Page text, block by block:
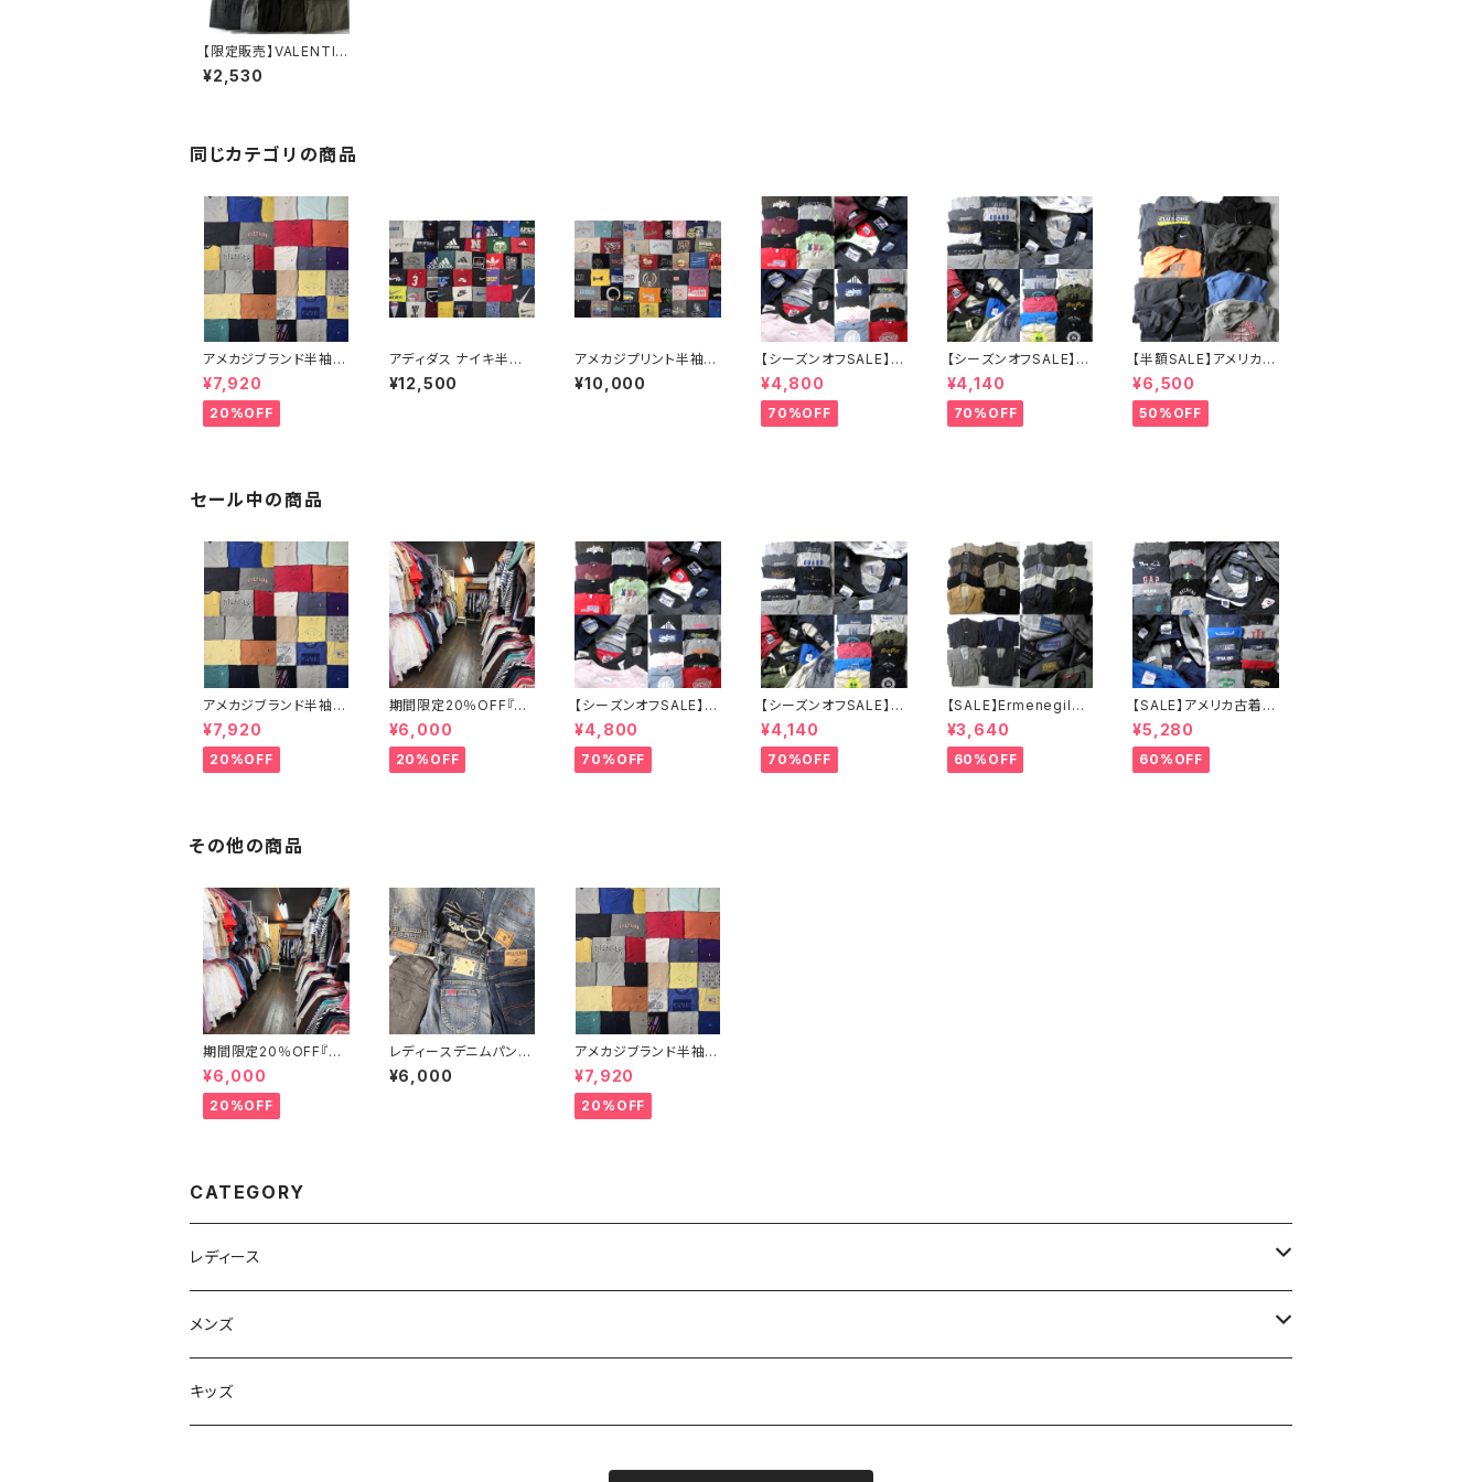
【限定販売】VALENTIN
O,エディーバウアー,An
dreMaurois,LATERR
リマ 転売 ブランドサイ
ズミックス
¥2,530
同じカテゴリの商品
アメカジブランド半袖T
シャツ33点セット ラル
フローレン トミーヒルフ
ィガー ティンバーランド
ノーティカ リーバイス
¥7,920
20%OFF
アディダス ナイキ半袖T
シャツ50点セット 大量
まとめ売りサイズカラー
¥12,500
アメカジプリント半袖T
シャツ50点セット カレッ
ジ ストリート スカル ア
¥10,000
【シーズンオフSALE】ア
メリカ古着 Hanes GIL
DAN JERSEYS他 ロゴ
入り企業系カレッジ系
等メンズスウェットシャ
¥4,800
70%OFF
【シーズンオフSALE】ア
メリカ古着 OLD NAVY
GILDAN JERSEYS他
メンズスウェット23点セ
ット 大特価 まとめ売り
¥4,140
70%OFF
【半額SALE】アメリカ古
着 ナイキ NIKE メンズ
スウェットパーカー・フル
ジップパーカー10点セッ
ト 卸売 まとめ売り 転売
¥6,500
50%OFF
セール中の商品
アメカジブランド半袖T
シャツ33点セット ラル
フローレン トミーヒルフ
ィガー ティンバーランド
ノーティカ リーバイス
¥7,920
20%OFF
期間限定20％OFF『レ
ディース春夏物30点セ
ット☆弊社店舗販売品
と同等のクオリティです
♪』
¥6,000
20%OFF
【シーズンオフSALE】ア
メリカ古着 Hanes GIL
DAN JERSEYS他 ロゴ
入り企業系カレッジ系
等メンズスウェットシャ
¥4,800
70%OFF
【シーズンオフSALE】ア
メリカ古着 OLD NAVY
GILDAN JERSEYS他
メンズスウェット23点セ
ット 大特価 まとめ売り
¥4,140
70%OFF
【SALE】Ermenegildo
Zegna,ダーバン,GIAN
FRANCO FERRE,DK
NY,アレグリ,ユナイテッ
ドアローズ,TETE HO
¥3,640
60%OFF
【SALE】アメリカ古着 G
AP Hanes GILDAN J
ERSEYS 他 メンズスウ
ェット22点セット 大特価
まとめ売り 転売 フリマ
¥5,280
60%OFF
その他の商品
期間限定20％OFF『レ
ディース春夏物30点セ
ット☆弊社店舗販売品
と同等のクオリティです
♪』
¥6,000
20%OFF
レディースデニムパン
ツ・ジーンズ30点セット
（オールシーズン）
¥6,000
アメカジブランド半袖T
シャツ33点セット ラル
フローレン トミーヒルフ
ィガー ティンバーランド
ノーティカ リーバイス
¥7,920
20%OFF
CATEGORY
レディース
フリマセット
メンズ
スウェット・パーカー
キッズ